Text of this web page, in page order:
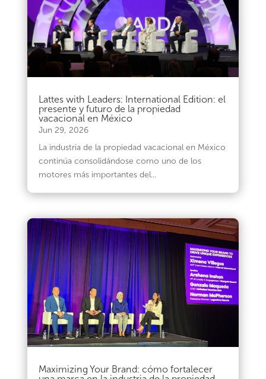
Lattes with Leaders: International Edition: el
presente y futuro de la propiedad
vacacional en México
Jun 29, 2026
La industria de la propiedad vacacional en México
continúa consolidándose como uno de los
motores más importantes del...
Maximizing Your Brand: cómo fortalecer